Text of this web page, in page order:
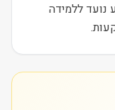
נועד ללמידה